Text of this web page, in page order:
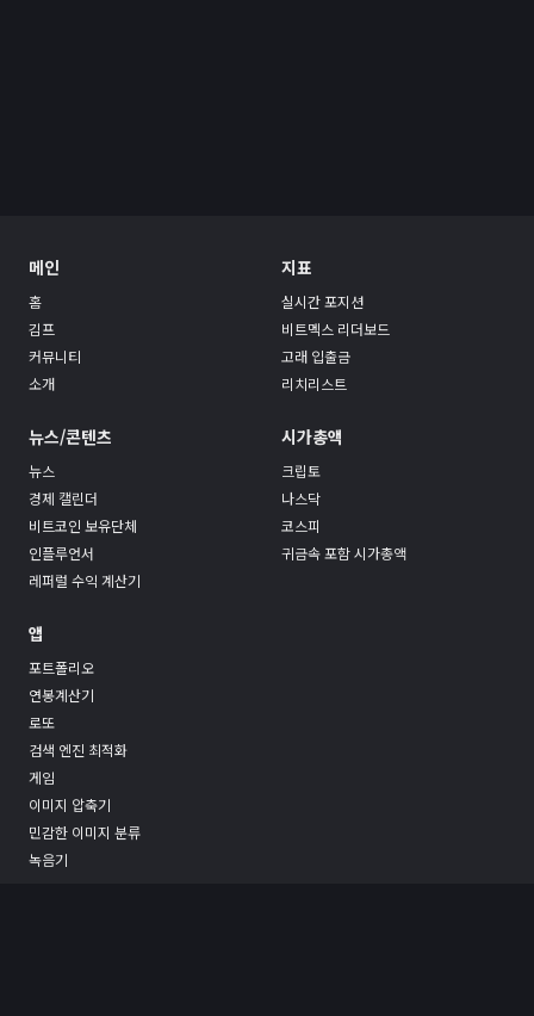
메인
홈
김프
커뮤니티
소개
지표
실시간 포지션
비트멕스 리더보드
고래 입출금
리치리스트
뉴스/콘텐츠
뉴스
경제 캘린더
비트코인 보유단체
인플루언서
레퍼럴 수익 계산기
시가총액
크립토
나스닥
코스피
귀금속 포함 시가총액
앱
포트폴리오
연봉계산기
로또
검색 엔진 최적화
게임
이미지 압축기
민감한 이미지 분류
녹음기